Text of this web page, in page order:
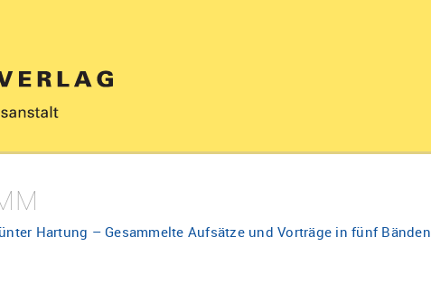
Hartung – Gesammelte Aufsätze und Vorträge in fünf Bänden